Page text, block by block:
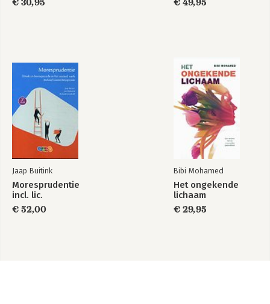
€ 30,95 € 49,95
Jaap Buitink
Moresprudentie
incl. lic.
€ 52,00
Bibi Mohamed
Het ongekende
lichaam
€ 29,95